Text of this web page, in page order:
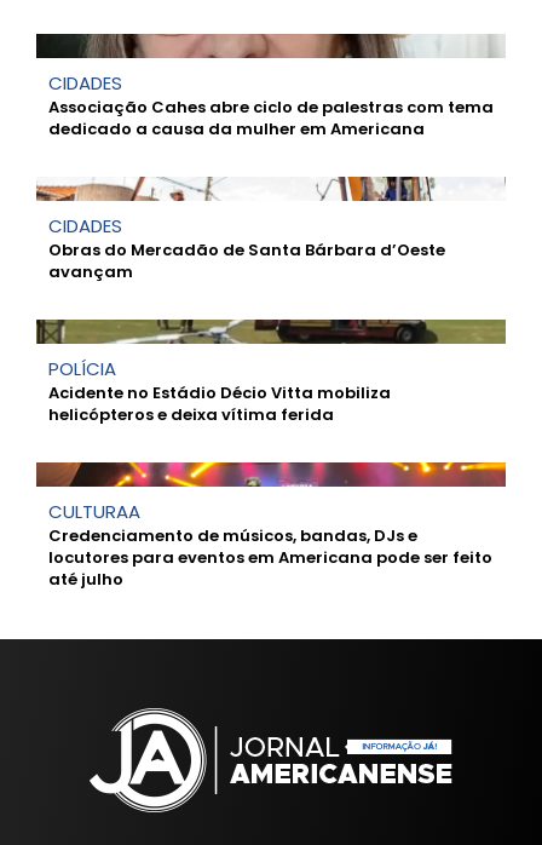
CIDADES
Associação Cahes abre ciclo de palestras com tema
dedicado a causa da mulher em Americana
CIDADES
Obras do Mercadão de Santa Bárbara d’Oeste
avançam
POLÍCIA
Acidente no Estádio Décio Vitta mobiliza
helicópteros e deixa vítima ferida
CULTURAA
Credenciamento de músicos, bandas, DJs e
locutores para eventos em Americana pode ser feito
até julho